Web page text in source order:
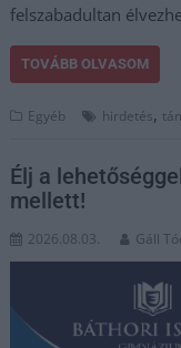
felszabadultan
TOVÁBB OLVASOM
Egyéb hirdetés,
Élj a
mellett!
2026.08.03. Gáll